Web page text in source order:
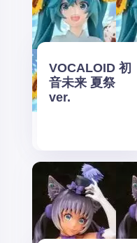
VOCALOID 初
音未来 夏祭
ver.